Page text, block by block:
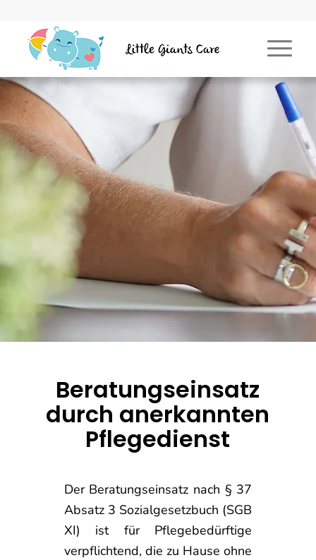
Beratungseinsatz
durch anerkannten
Pflegedienst
Der Beratungseinsatz nach § 37
Absatz 3 Sozialgesetzbuch (SGB
XI) ist für Pflegebedürftige
verpflichtend, die zu Hause ohne